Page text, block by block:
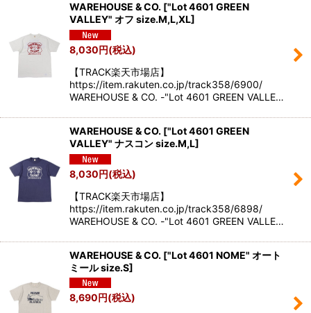
WAREHOUSE & CO. ["Lot 4601 GREEN
VALLEY" オフ size.M,L,XL]
8,030円(税込)
【TRACK楽天市場店】
https://item.rakuten.co.jp/track358/6900/
WAREHOUSE & CO. -"Lot 4601 GREEN VALLE…
WAREHOUSE & CO. ["Lot 4601 GREEN
VALLEY" ナスコン size.M,L]
8,030円(税込)
【TRACK楽天市場店】
https://item.rakuten.co.jp/track358/6898/
WAREHOUSE & CO. -"Lot 4601 GREEN VALLE…
WAREHOUSE & CO. ["Lot 4601 NOME" オート
ミール size.S]
8,690 円(税込)